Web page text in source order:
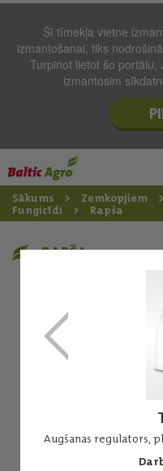
Šī tīmekļa vietne
izmantošanai, tiks
Turpinot lietot šo
izmantosim
Sākums Zemkopjiem
Fungicīdi
Rapša
Augšanas regulators,
RAPŠA